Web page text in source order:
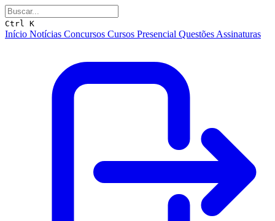
Ctrl K
Início Notícias Concursos Cursos Presencial Questões Assinaturas